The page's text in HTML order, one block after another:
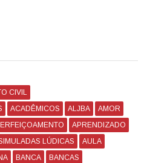
CIVIL
ACADÊMICOS ALJBA
AMOR
APRENDIZADO
LÚDICAS
AULA
BANCA
BANCAS